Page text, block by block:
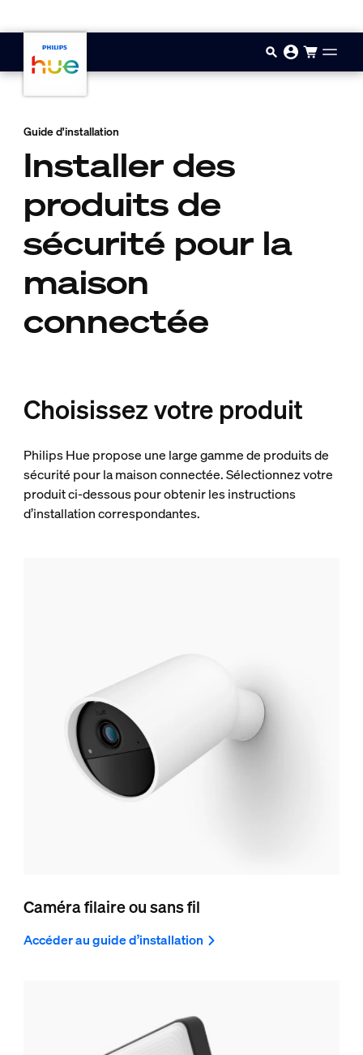
Guide d'installation
Installer des
produits de
sécurité pour la
maison
connectée
Choisissez votre produit
Philips Hue propose une large gamme de produits de
sécurité pour la maison connectée. Sélectionnez votre
produit ci-dessous pour obtenir les instructions
d’installation correspondantes.
Caméra filaire ou sans fil
Accéder au guide d’installation